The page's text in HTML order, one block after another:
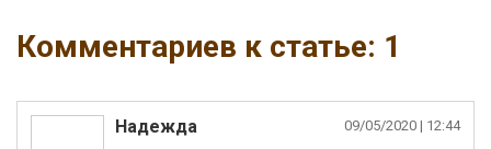
Комментариев к статье: 1
Надежда 09/05/2020 | 12:44